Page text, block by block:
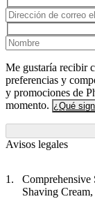
Me gustaría recibir
preferencias y
y promociones de
momento. ¿Qué
Avisos legales
Shaving Cream,